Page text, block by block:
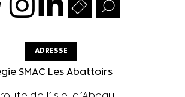
ADRESSE
SMAC Les Abattoirs